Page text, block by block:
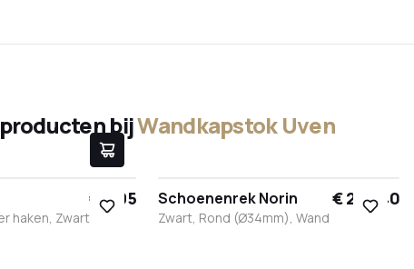
bijWandkapstok Uven
€ 9,95
haken, Zwart
Schoenenrek Norin € 264,40
Zwart, Rond (Ø34mm), Wand